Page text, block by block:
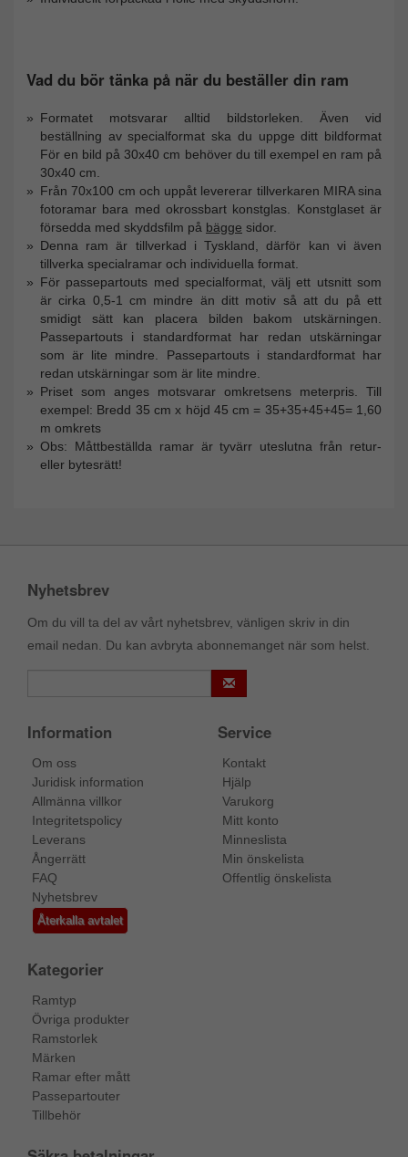
Vad du bör tänka på när du beställer din ram
Formatet motsvarar alltid bildstorleken. Även vid
beställning av specialformat ska du uppge ditt bildformat
För en bild på 30x40 cm behöver du till exempel en ram på
30x40 cm.
Från 70x100 cm och uppåt levererar tillverkaren MIRA sina
fotoramar bara med okrossbart konstglas. Konstglaset är
försedda med skyddsfilm på bägge sidor.
Denna ram är tillverkad i Tyskland, därför kan vi även
tillverka specialramar och individuella format.
För passepartouts med specialformat, välj ett utsnitt som
är cirka 0,5-1 cm mindre än ditt motiv så att du på ett
smidigt sätt kan placera bilden bakom utskärningen.
Passepartouts i standardformat har redan utskärningar
som är lite mindre. Passepartouts i standardformat har
redan utskärningar som är lite mindre.
Priset som anges motsvarar omkretsens meterpris. Till
exempel: Bredd 35 cm x höjd 45 cm = 35+35+45+45= 1,60
m omkrets
Obs: Måttbeställda ramar är tyvärr uteslutna från retur-
eller bytesrätt!
Nyhetsbrev
Om du vill ta del av vårt nyhetsbrev, vänligen skriv in din
email nedan. Du kan avbryta abonnemanget när som helst.
Information
Om oss
Juridisk information
Allmänna villkor
Integritetspolicy
Leverans
Ångerrätt
FAQ
Nyhetsbrev
Återkalla avtalet
Service
Kontakt
Hjälp
Varukorg
Mitt konto
Minneslista
Min önskelista
Offentlig önskelista
Kategorier
Ramtyp
Övriga produkter
Ramstorlek
Märken
Ramar efter mått
Passepartouter
Tillbehör